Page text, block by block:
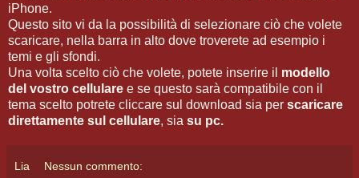
iPhone.
Questo sito vi da la possibilità di selezionare ciò che volete
scaricare, nella barra in alto dove troverete ad esempio i
temi e gli sfondi.
Una volta scelto ciò che volete, potete inserire il modello
del vostro cellulare e se questo sarà compatibile con il
tema scelto potrete cliccare sul download sia per scaricare
direttamente sul cellulare, sia su pc.
Lia Nessun commento: